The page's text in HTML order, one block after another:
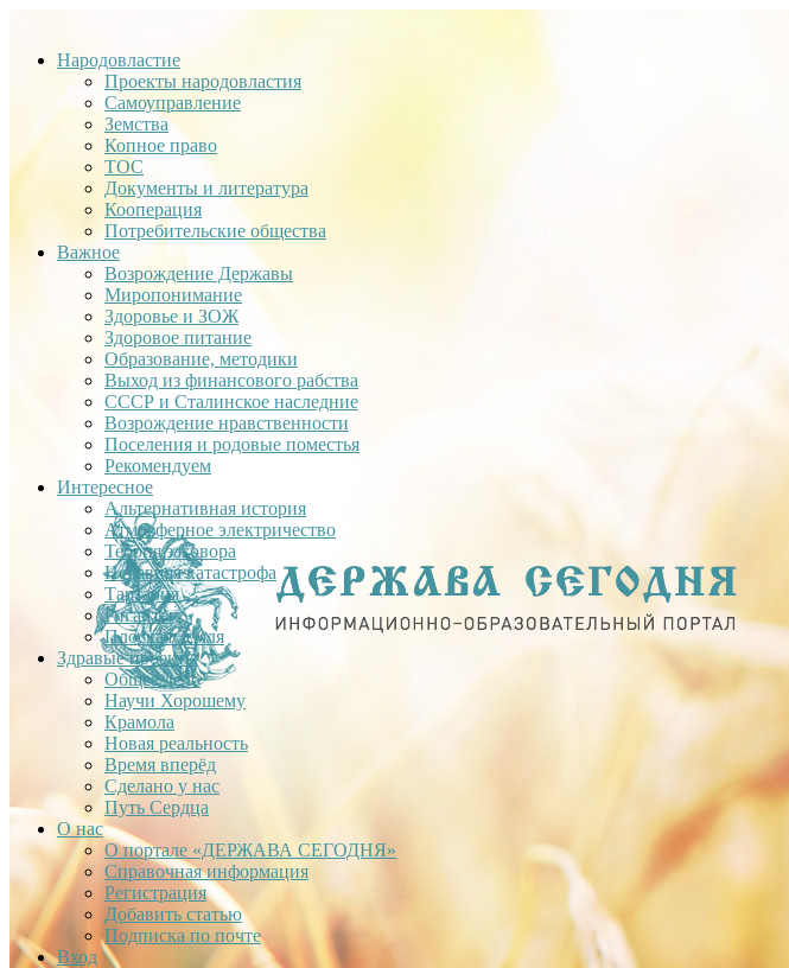
Народовластие
Проекты народовластия
Самоуправление
Земства
Копное право
ТОС
Документы и литература
Кооперация
Потребительские общества
Важное
Возрождение Державы
Миропонимание
Здоровье и ЗОЖ
Здоровое питание
Образование, методики
Выход из финансового рабства
СССР и Сталинское наследние
Возрождение нравственности
Поселения и родовые поместья
Рекомендуем
Интересное
Альтернативная история
Атмосферное электричество
Теория заговора
Недавняя катастрофа
Тартария
Гиганты
Плоская Земля
Здравые проекты
Общее дело
Научи Хорошему
Крамола
Новая реальность
Время вперёд
Сделано у нас
Путь Сердца
О нас
О портале «ДЕРЖАВА СЕГОДНЯ»
Справочная информация
Регистрация
Добавить статью
Подписка по почте
Вход